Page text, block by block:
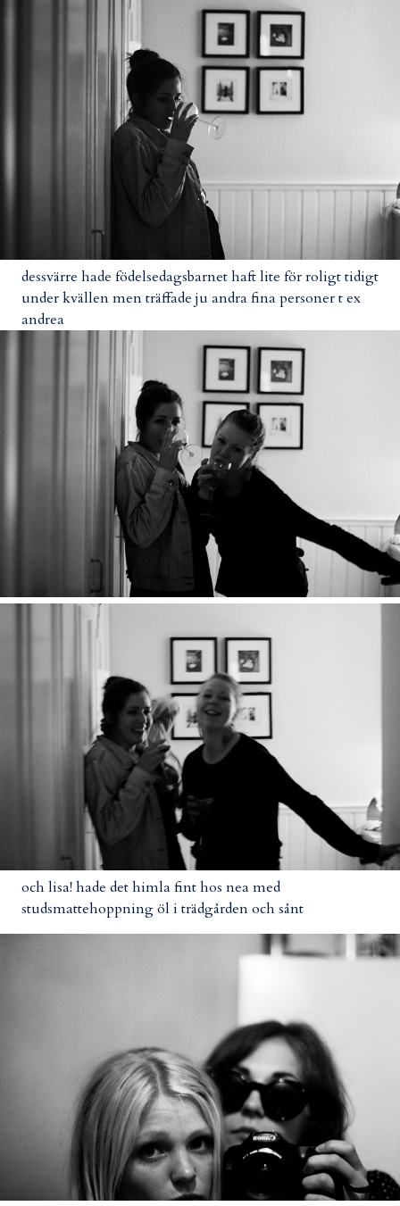
dessvärre hade födelsedagsbarnet haft lite för roligt tidigt
under kvällen men träffade ju andra fina personer t ex
andrea
och lisa! hade det himla fint hos nea med
studsmattehoppning öl i trädgården och sånt